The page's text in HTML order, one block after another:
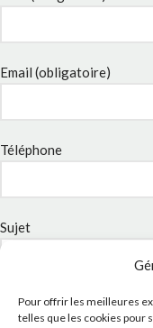
Pour offrir les meilleures
telles que les cookies pour
Email (obligatoire)
Téléphone
Sujet
Message